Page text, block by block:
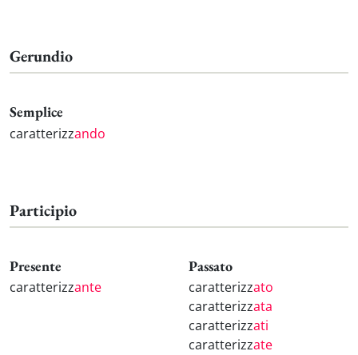
Gerundio
Semplice
caratterizzando
Participio
Presente
caratterizzante
Passato
caratterizzato
caratterizzata
caratterizzati
caratterizzate